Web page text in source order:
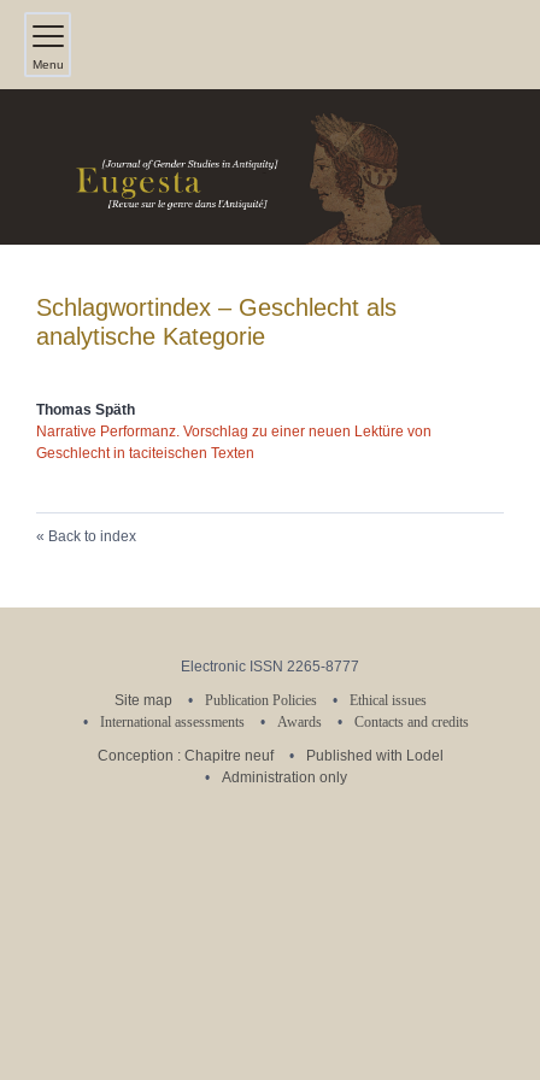
Menu
Schlagwortindex – Geschlecht als
analytische Kategorie
Thomas Späth
Narrative Performanz. Vorschlag zu einer neuen Lektüre von
Geschlecht in taciteischen Texten
Back to index
Electronic ISSN 2265-8777
Site map
Publication Policies
Ethical issues
International assessments
Awards
Contacts and credits
Conception : Chapitre neuf
Published with Lodel
Administration only